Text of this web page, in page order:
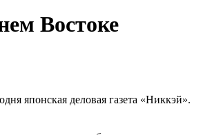
Востоке
японская деловая газета «Никкэй».